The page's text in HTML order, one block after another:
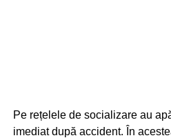
Pe rețelele de socializare au
imediat după accident. În